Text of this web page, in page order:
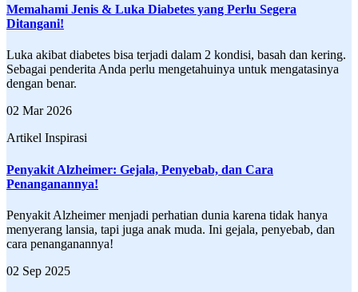
Memahami Jenis & Luka Diabetes yang Perlu Segera
Ditangani!
Luka akibat diabetes bisa terjadi dalam 2 kondisi, basah dan kering.
Sebagai penderita Anda perlu mengetahuinya untuk mengatasinya
dengan benar.
02 Mar 2026
Artikel Inspirasi
Penyakit Alzheimer: Gejala, Penyebab, dan Cara
Penanganannya!
Penyakit Alzheimer menjadi perhatian dunia karena tidak hanya
menyerang lansia, tapi juga anak muda. Ini gejala, penyebab, dan
cara penanganannya!
02 Sep 2025